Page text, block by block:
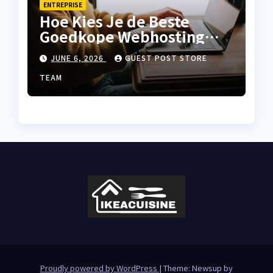
ENTREPRISE
Hoe Kies Je de Beste
Goedkope Webhosting
voor Jouw Website?
JUNE 6, 2026
GUEST POST STORE
TEAM
Proudly powered by WordPress | Theme: Newsup by